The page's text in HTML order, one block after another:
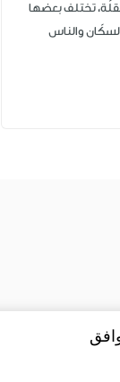
إلى 193 أُمّة مستقلّة، تختلف بعضها
والناس